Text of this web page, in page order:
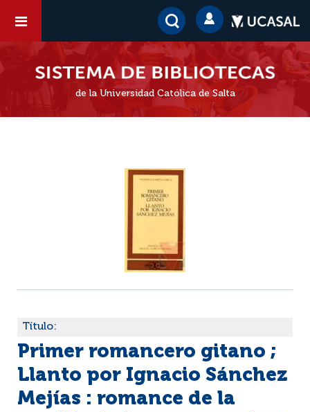
de la Universidad Católica de Salta
Título:
Primer romancero gitano ;
Llanto por Ignacio Sánchez
Mejías : romance de la